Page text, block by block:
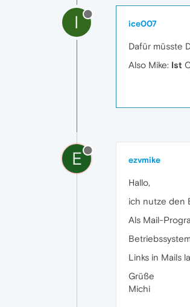
I ice007
Dafür müsste
Also Mike: Ist
E ezvmike
Hallo,
ich nutze den
Als Mail-
Links in Mails
Grüße
Michi